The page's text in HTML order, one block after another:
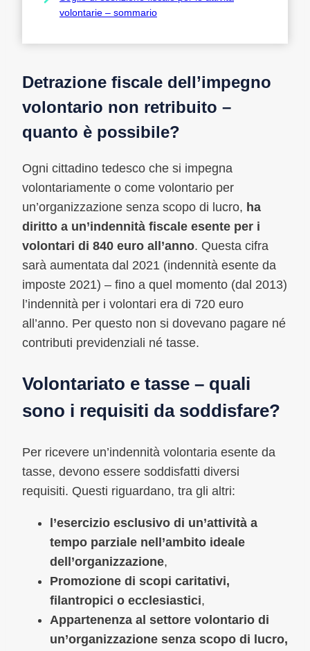
volontarie – sommario
Detrazione fiscale dell’impegno
volontario non retribuito –
quanto è possibile?
Ogni cittadino tedesco che si impegna
volontariamente o come volontario per
un’organizzazione senza scopo di lucro, ha
diritto a un’indennità fiscale esente per i
volontari di 840 euro all’anno. Questa cifra
sarà aumentata dal 2021 (indennità esente da
imposte 2021) – fino a quel momento (dal 2013)
l’indennità per i volontari era di 720 euro
all’anno. Per questo non si dovevano pagare né
contributi previdenziali né tasse.
Volontariato e tasse – quali
sono i requisiti da soddisfare?
Per ricevere un’indennità volontaria esente da
tasse, devono essere soddisfatti diversi
requisiti. Questi riguardano, tra gli altri:
l’esercizio esclusivo di un’attività a
tempo parziale nell’ambito ideale
dell’organizzazione,
Promozione di scopi caritativi,
filantropici o ecclesiastici,
Appartenenza al settore volontario di
un’organizzazione senza scopo di lucro,